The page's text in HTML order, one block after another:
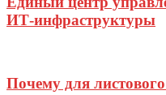
ИТ-инфраструктуры
Почему для